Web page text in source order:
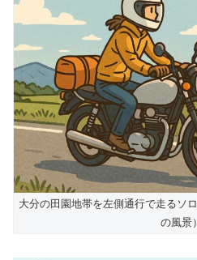
大分の田園地帯を左側通行で走るソ
の風景）